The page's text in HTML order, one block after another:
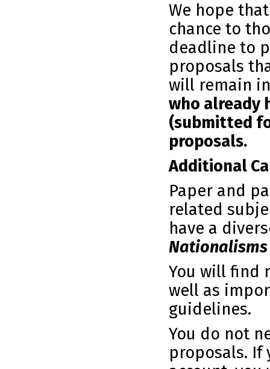
We hope
chance to
deadline to
proposals
will remain in
who already
(submitted
proposals.
Additional
Paper and
related
have a
Nationalisms
You will find
well as
guidelines.
You do not
proposals. If